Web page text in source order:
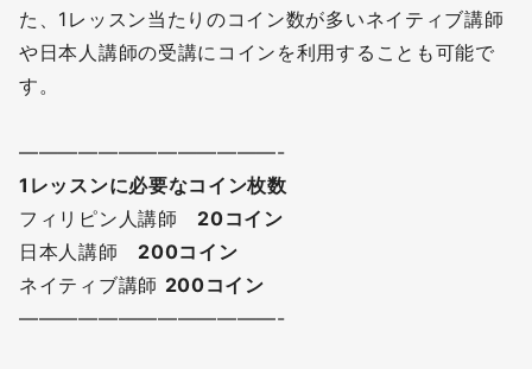
た、1レッスン当たりのコイン数が多いネイティブ講師
や日本人講師の受講にコインを利用することも可能で
す。
—————————————-
1レッスンに必要なコイン枚数
フィリピン人講師 20コイン
日本人講師 200コイン
ネイティブ講師 200コイン
—————————————-